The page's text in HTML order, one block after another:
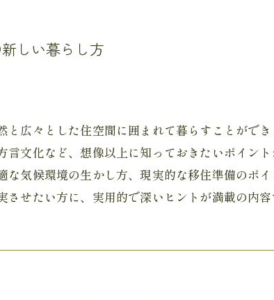
しい暮らし方
広々とした住空間に囲まれて暮らすことがで
文化など、想像以上に知っておきたいポイン
気候環境の生かし方、現実的な移住準備のポ
せたい方に、実用的で深いヒントが満載の内容